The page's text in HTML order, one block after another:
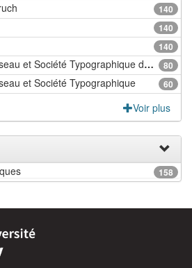
140
140
140
80
et Société Typographique de Bouillon
60
et Société Typographique
Voir plus
158